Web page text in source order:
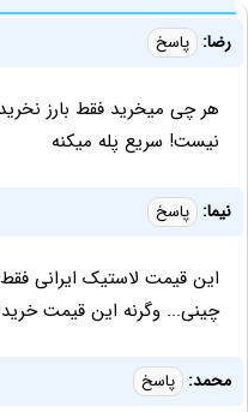
رضا: پاسخ
هر چی میخرید فقط بارز
نیست! سریع پله میکنه
نیما: پاسخ
این قیمت لاستیک ایرانی
چینی... وگرنه این قیمت
محمد: پاسخ